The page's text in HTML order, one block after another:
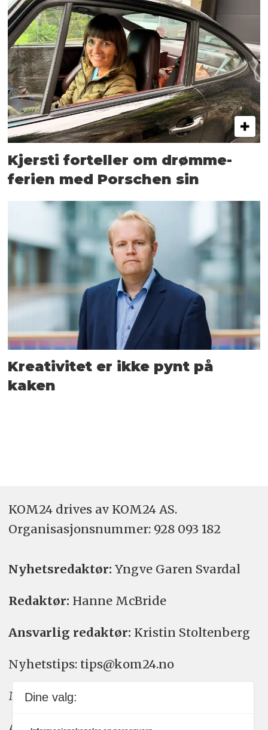
Kjersti forteller om drømme­
ferien med Porschen sin
Kreativitet er ikke pynt på
kaken
KOM24 drives av KOM24 AS.
Organisasjons­nummer: 928 093 182
Nyhetsredaktør: Yngve Garen Svardal
Redaktør: Hanne McBride
Ansvarlig redaktør: Kristin Stoltenberg
Nyhetstips: tips@kom24.no
Meninger: meninger@kom24.no
Dine valg: